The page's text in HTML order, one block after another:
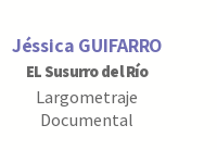
Jéssica GUIFARRO
EL Susurro del Río
Largometraje
Documental